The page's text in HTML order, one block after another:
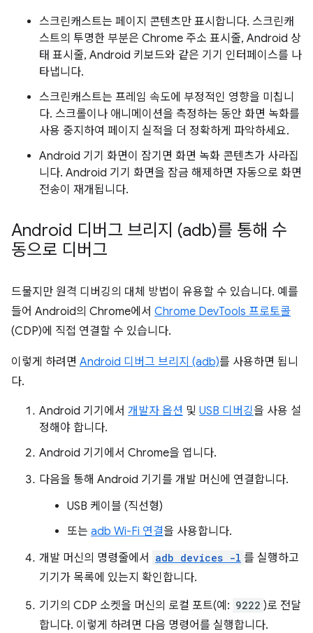
스크린캐스트는 페이지 콘텐츠만 표시합니다. 스크린캐
스트의 투명한 부분은 Chrome 주소 표시줄, Android 상
태 표시줄, Android 키보드와 같은 기기 인터페이스를 나
타냅니다.
스크린캐스트는 프레임 속도에 부정적인 영향을 미칩니
다. 스크롤이나 애니메이션을 측정하는 동안 화면 녹화를
사용 중지하여 페이지 실적을 더 정확하게 파악하세요.
Android 기기 화면이 잠기면 화면 녹화 콘텐츠가 사라집
니다. Android 기기 화면을 잠금 해제하면 자동으로 화면
전송이 재개됩니다.
Android 디버그 브리지 (adb)를 통해 수
동으로 디버그
드물지만 원격 디버깅의 대체 방법이 유용할 수 있습니다. 예를
들어 Android의 Chrome에서 Chrome DevTools 프로토콜
(CDP)에 직접 연결할 수 있습니다.
이렇게 하려면 Android 디버그 브리지 (adb)를 사용하면 됩니
다.
Android 기기에서 개발자 옵션 및 USB 디버깅을 사용 설
정해야 합니다.
Android 기기에서 Chrome을 엽니다.
다음을 통해 Android 기기를 개발 머신에 연결합니다.
USB 케이블 (직선형)
또는 adb Wi-Fi 연결을 사용합니다.
개발 머신의 명령줄에서
adb devices -l 를 실행하고
기기가 목록에 있는지 확인합니다.
기기의 CDP 소켓을 머신의 로컬 포트(예: 9222 )로 전달
합니다. 이렇게 하려면 다음 명령어를 실행합니다.